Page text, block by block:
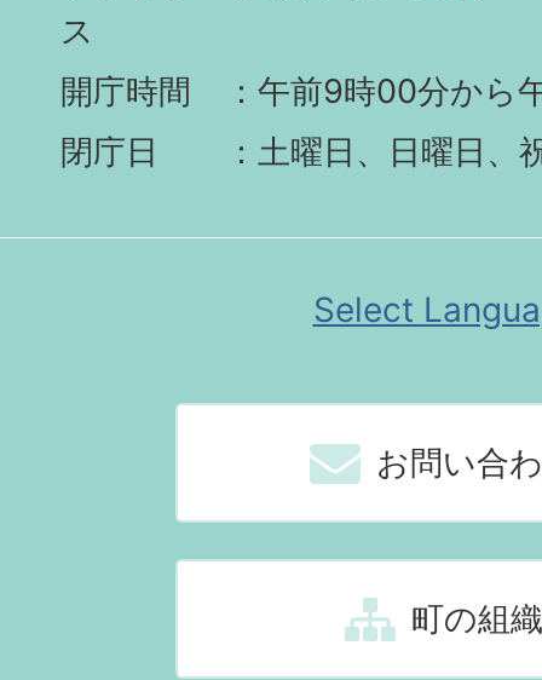
ス
開庁時間
午前9時00分から
閉庁日
土曜日、日曜日、
Select
お問い合
町の組織